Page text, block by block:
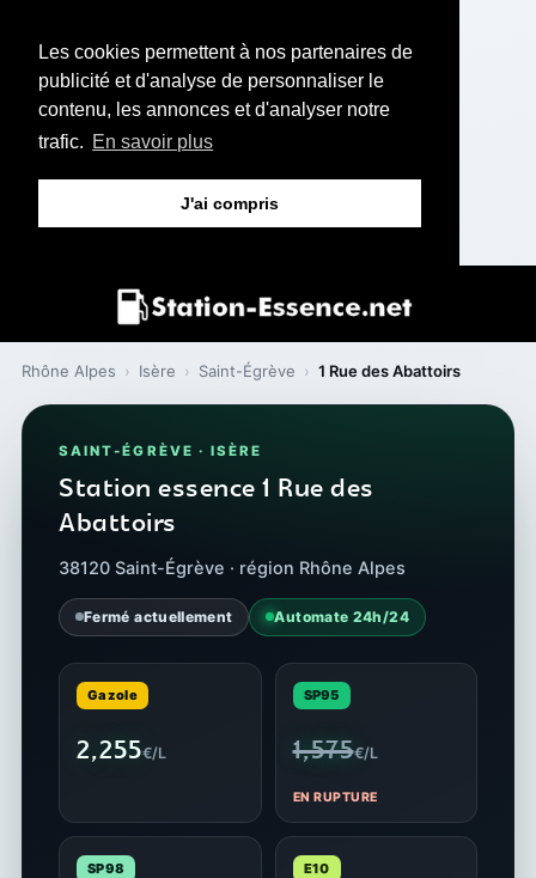
Les cookies permettent à nos partenaires de
publicité et d'analyse de personnaliser le
contenu, les annonces et d'analyser notre
trafic. En savoir plus
J'ai compris
Rhône Alpes › Isère › Saint-Égrève › 1 Rue des Abattoirs
SAINT-ÉGRÈVE · ISÈRE
Station essence 1 Rue des
Abattoirs
38120 Saint-Égrève · région Rhône Alpes
Fermé actuellement Automate 24h/24
Gazole
2,255€/L
SP95
1,575€/L
EN RUPTURE
SP98 E10